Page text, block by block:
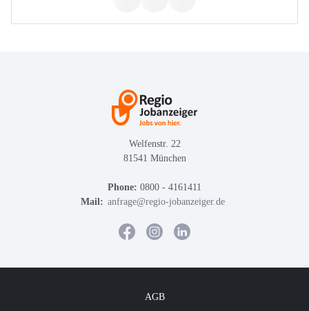
Welfenstr. 22
81541 München
Phone: 0800 - 4161411
Mail: anfrage@regio-jobanzeiger.de
AGB